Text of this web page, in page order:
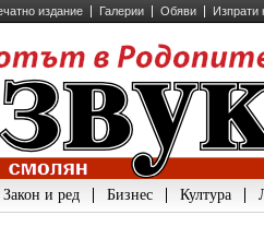
издание Галерии Обяви Изпрати
Закон и ред Бизнес Култура